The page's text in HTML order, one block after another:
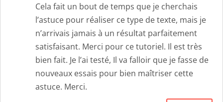
Cela fait un bout de temps que je cherchais
l’astuce pour réaliser ce type de texte, mais je
n’arrivais jamais à un résultat parfaitement
satisfaisant. Merci pour ce tutoriel. Il est très
bien fait. Je l’ai testé, Il va falloir que je fasse de
nouveaux essais pour bien maîtriser cette
astuce. Merci.